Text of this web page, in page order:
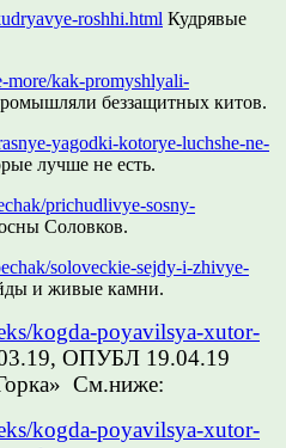
roshhi.html Кудрявые
more/kak-promyshlyali-
беззащитных китов.
yagodki-kotorye-luchshe-ne-
лучше не есть.
prichudlivye-sosny-
Соловков.
soloveckie-sejdy-i-zhivye-
и живые камни.
kogda-poyavilsya-xutor-
ОПУБЛ 19.04.19
См.ниже:
kogda-poyavilsya-xutor-